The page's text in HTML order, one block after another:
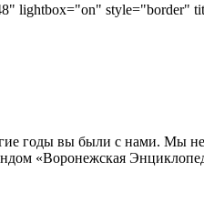
lightbox="on"
годы вы были с нами.
«Воронежская